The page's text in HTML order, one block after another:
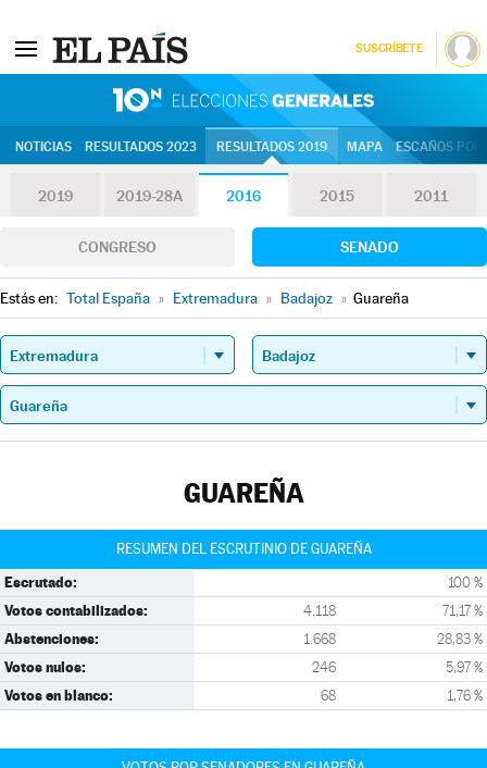
SUSCRÍBETE
NOTICIAS RESULTADOS 2023 RESULTADOS 2019 MAPA ESCAÑOS
2019 2019-28A 2016 2015 2011
CONGRESO SENADO
Estás en: Total España » Extremadura » Badajoz » Guareña
GUAREÑA
RESUMEN DEL ESCRUTINIO DE GUAREÑA
Escrutado: 100 %
Votos contabilizados: 4.118 71,17 %
Abstenciones: 1.668 28,83 %
Votos nulos: 246 5,97 %
Votos en blanco: 68 1,76 %